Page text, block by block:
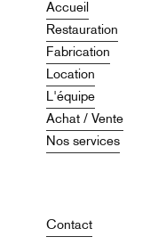
Accueil
Restauration
Fabrication
Location
L'équipe
Achat / Vente
Nos services
Contact